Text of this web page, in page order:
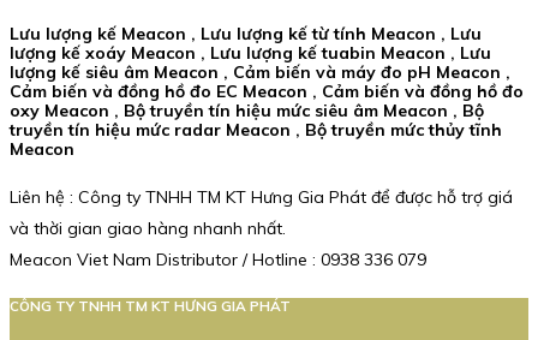
Lưu lượng kế Meacon , Lưu lượng kế từ tính Meacon , Lưu
lượng kế xoáy Meacon , Lưu lượng kế tuabin Meacon , Lưu
lượng kế siêu âm Meacon , Cảm biến và máy đo pH Meacon ,
Cảm biến và đồng hồ đo EC Meacon , Cảm biến và đồng hồ đo
oxy Meacon , Bộ truyền tín hiệu mức siêu âm Meacon , Bộ
truyền tín hiệu mức radar Meacon , Bộ truyền mức thủy tĩnh
Meacon
Liên hệ : Công ty TNHH TM KT Hưng Gia Phát để được hỗ trợ giá
và thời gian giao hàng nhanh nhất.
Meacon Viet Nam Distributor / Hotline : 0938 336 079
CÔNG TY TNHH TM KT HƯNG GIA PHÁT